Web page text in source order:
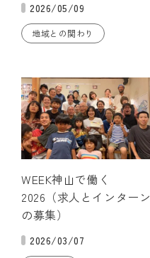
2026/05/09
地域との関わり
WEEK神山で働く
2026（求人とインターン
の募集）
2026/03/07